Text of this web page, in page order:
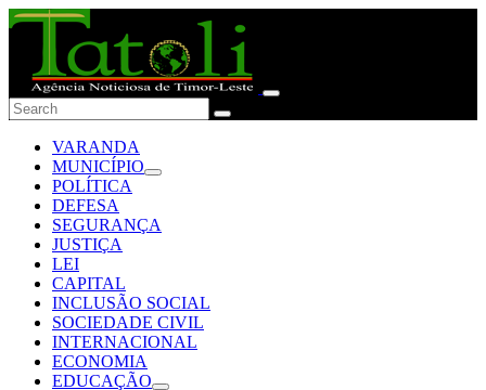
VARANDA
MUNICÍPIO
POLÍTICA
DEFESA
SEGURANÇA
JUSTIÇA
LEI
CAPITAL
INCLUSÃO SOCIAL
SOCIEDADE CIVIL
INTERNACIONAL
ECONOMIA
EDUCAÇÃO